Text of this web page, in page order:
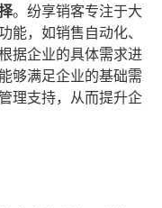
。纷享销客专注于大
能，如销售自动化、
据企业的具体需求进
够满足企业的基础需
理支持，从而提升企